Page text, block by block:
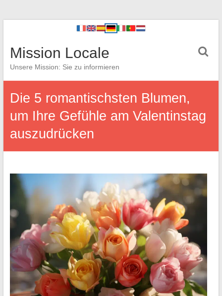
Mission Locale
Unsere Mission: Sie zu informieren
Die 5 romantischsten Blumen,
um Ihre Gefühle am Valentinstag
auszudrücken